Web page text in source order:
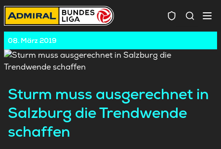
08. März 2019
Sturm muss ausgerechnet in
Salzburg die Trendwende
schaffen